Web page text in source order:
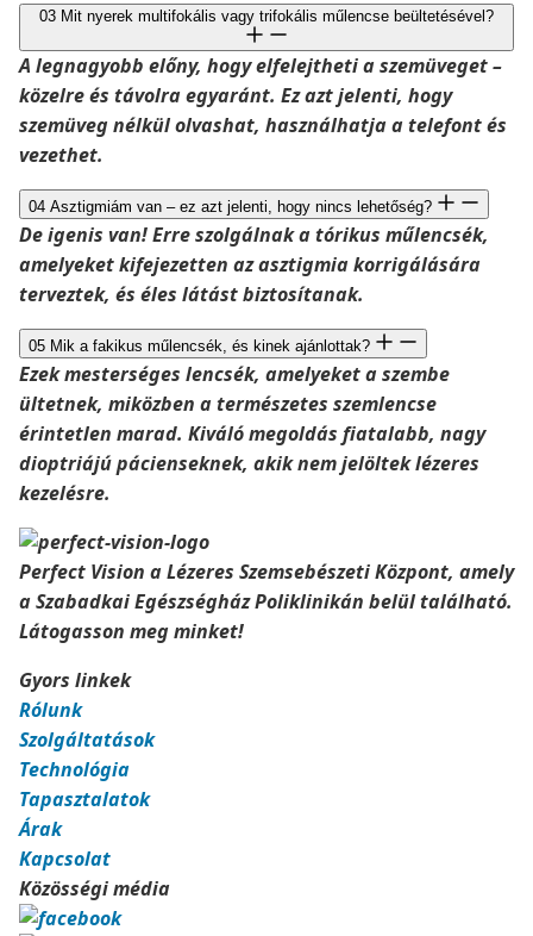
03 Mit nyerek multifokális vagy trifokális műlencse beültetésével?
A legnagyobb előny, hogy elfelejtheti a szemüveget –
közelre és távolra egyaránt. Ez azt jelenti, hogy
szemüveg nélkül olvashat, használhatja a telefont és
vezethet.
04 Asztigmiám van – ez azt jelenti, hogy nincs lehetőség?
De igenis van! Erre szolgálnak a tórikus műlencsék,
amelyeket kifejezetten az asztigmia korrigálására
terveztek, és éles látást biztosítanak.
05 Mik a fakikus műlencsék, és kinek ajánlottak?
Ezek mesterséges lencsék, amelyeket a szembe
ültetnek, miközben a természetes szemlencse
érintetlen marad. Kiváló megoldás fiatalabb, nagy
dioptriájú pácienseknek, akik nem jelöltek lézeres
kezelésre.
Perfect Vision a Lézeres Szemsebészeti Központ, amely
a Szabadkai Egészségház Poliklinikán belül található.
Látogasson meg minket!
Gyors linkek
Rólunk
Szolgáltatások
Technológia
Tapasztalatok
Árak
Kapcsolat
Közösségi média